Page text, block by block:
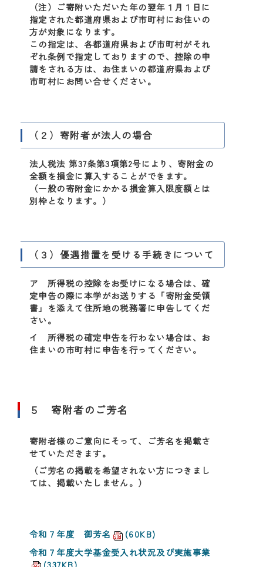
（注）ご寄附いただいた年の翌年１月１日に
指定された都道府県および市町村にお住いの
方が対象になります。
この指定は、各都道府県および市町村がそれ
ぞれ条例で指定しておりますので、控除の申
請をされる方は、お住まいの都道府県および
市町村にお問い合せください。
（２）寄附者が法人の場合
法人税法 第37条第3項第2号により、寄附金の
全額を損金に算入することができます。
（一般の寄附金にかかる損金算入限度額とは
別枠となります。）
（３）優遇措置を受ける手続きについて
ア 所得税の控除をお受けになる場合は、確
定申告の際に本学がお送りする「寄附金受領
書」を添えて住所地の税務署に申告してくだ
さい。
イ 所得税の確定申告を行わない場合は、お
住まいの市町村に申告を行ってください。
５ 寄附者のご芳名
寄附者様のご意向にそって、ご芳名を掲載さ
せていただきます。
（ご芳名の掲載を希望されない方につきまし
ては、掲載いたしません。）
令和７年度 御芳名
(60KB)
令和７年度大学基金受入れ状況及び実施事業
(337KB)